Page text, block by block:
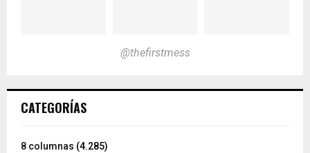
@thefirstmess
CATEGORÍAS
8 columnas (4.285)